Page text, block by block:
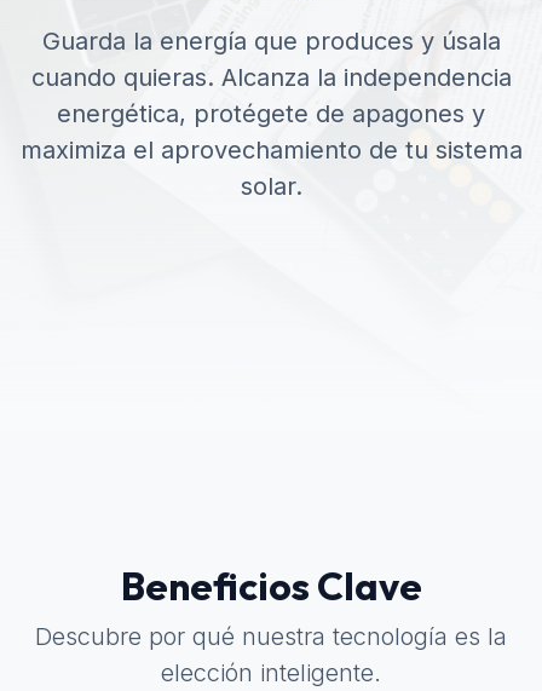
Guarda la energía que produces y úsala
cuando quieras. Alcanza la independencia
energética, protégete de apagones y
maximiza el aprovechamiento de tu sistema
solar.
Beneficios Clave
Descubre por qué nuestra tecnología es la
elección inteligente.